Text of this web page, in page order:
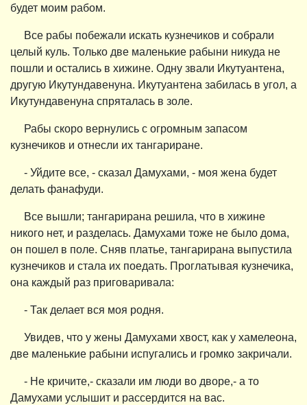
будет моим рабом.
Все рабы побежали искать кузнечиков и собрали
целый куль. Только две маленькие рабыни никуда не
пошли и остались в хижине. Одну звали Икутуантена,
другую Икутундавенуна. Икутуантена забилась в угол, а
Икутундавенуна спряталась в золе.
Рабы скоро вернулись с огромным запасом
кузнечиков и отнесли их тангариране.
- Уйдите все, - сказал Дамухами, - моя жена будет
делать фанафуди.
Все вышли; тангарирана решила, что в хижине
никого нет, и разделась. Дамухами тоже не было дома,
он пошел в поле. Сняв платье, тангарирана выпустила
кузнечиков и стала их поедать. Проглатывая кузнечика,
она каждый раз приговаривала:
- Так делает вся моя родня.
Увидев, что у жены Дамухами хвост, как у хамелеона,
две маленькие рабыни испугались и громко закричали.
- Не кричите,- сказали им люди во дворе,- а то
Дамухами услышит и рассердится на вас.